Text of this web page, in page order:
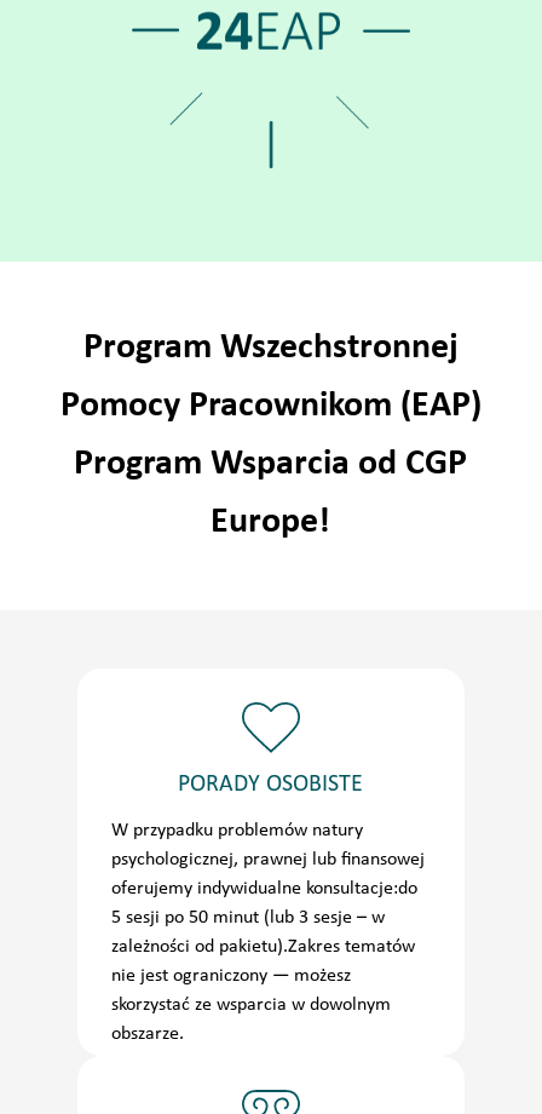
Program Wszechstronnej
Pomocy Pracownikom (EAP)
Program Wsparcia od CGP
Europe!
PORADY OSOBISTE
W przypadku problemów natury
psychologicznej, prawnej lub finansowej
oferujemy indywidualne konsultacje:do
5 sesji po 50 minut (lub 3 sesje – w
zależności od pakietu).Zakres tematów
nie jest ograniczony — możesz
skorzystać ze wsparcia w dowolnym
obszarze.